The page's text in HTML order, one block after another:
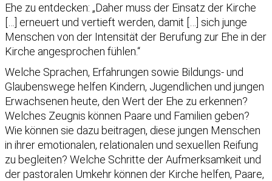
Ehe zu entdecken: „Daher muss der Einsatz der Kirche
[…] erneuert und vertieft werden, damit […] sich junge
Menschen von der Intensität der Berufung zur Ehe in der
Kirche angesprochen fühlen.“
Welche Sprachen, Erfahrungen sowie Bildungs- und
Glaubenswege helfen Kindern, Jugendlichen und jungen
Erwachsenen heute, den Wert der Ehe zu erkennen?
Welches Zeugnis können Paare und Familien geben?
Wie können sie dazu beitragen, diese jungen Menschen
in ihrer emotionalen, relationalen und sexuellen Reifung
zu begleiten? Welche Schritte der Aufmerksamkeit und
der pastoralen Umkehr können der Kirche helfen, Paare,